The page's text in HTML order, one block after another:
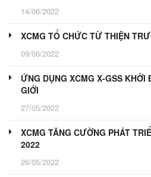
14/06/2022
XCMG TỔ CHỨC TỪ THIỆN
09/06/2022
ỨNG DỤNG XCMG X-GSS KHỞI
GIỚI
27/05/2022
XCMG TĂNG CƯỜNG PHÁT
2022
26/05/2022